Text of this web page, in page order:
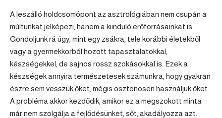
A leszálló holdcsomópont az asztrológiában nem csupán a
múltunkat jelképezi, hanem a kiinduló erőforrásainkat is.
Gondoljunk rá úgy, mint egy zsákra, tele korábbi életekből
vagy a gyermekkorból hozott tapasztalatokkal,
készségekkel, de sajnos rossz szokásokkal is. Ezek a
készségek annyira természetesek számunkra, hogy gyakran
észre sem vesszük őket, mégis ösztönösen használjuk őket.
A probléma akkor kezdődik, amikor ez a megszokott minta
már nem szolgálja a fejlődésünket, sőt, akadályozza azt.